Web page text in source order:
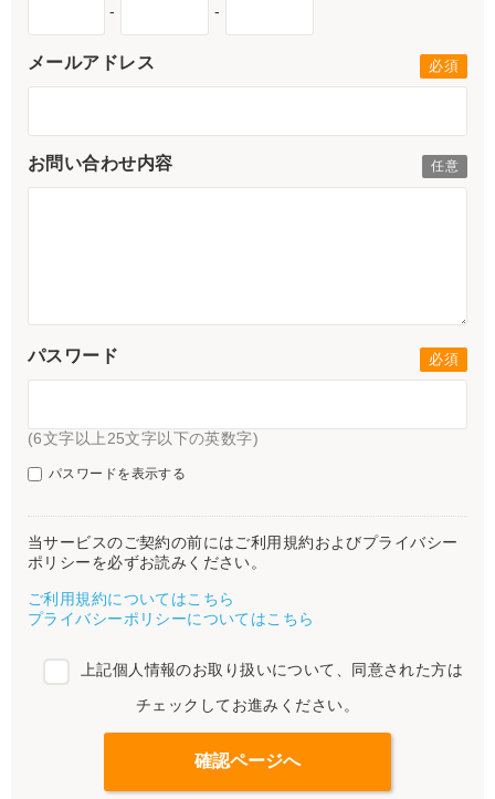
- -
メールアドレス
お問い合わせ内容
パスワード
(6文字以上25文字以下の英数字)
パスワードを表示する
当サービスのご契約の前にはご利用規約およびプライバシー
ポリシーを必ずお読みください。
ご利用規約についてはこちら
プライバシーポリシーについてはこちら
上記個人情報のお取り扱いについて、同意された方は
チェックしてお進みください。